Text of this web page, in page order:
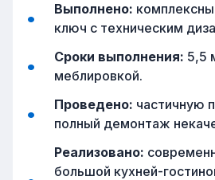
Выполнено:
ключ с техническим
Сроки выполнения: 5,5
меблировкой.
Проведено: частичную
полный демонтаж
Реализовано:
большой кухней-